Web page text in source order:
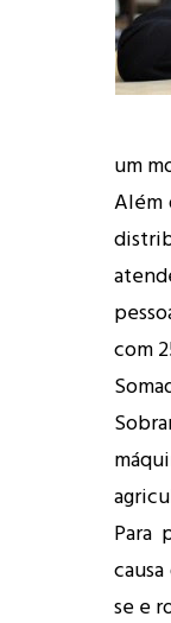
um
Além
com
Para
se e